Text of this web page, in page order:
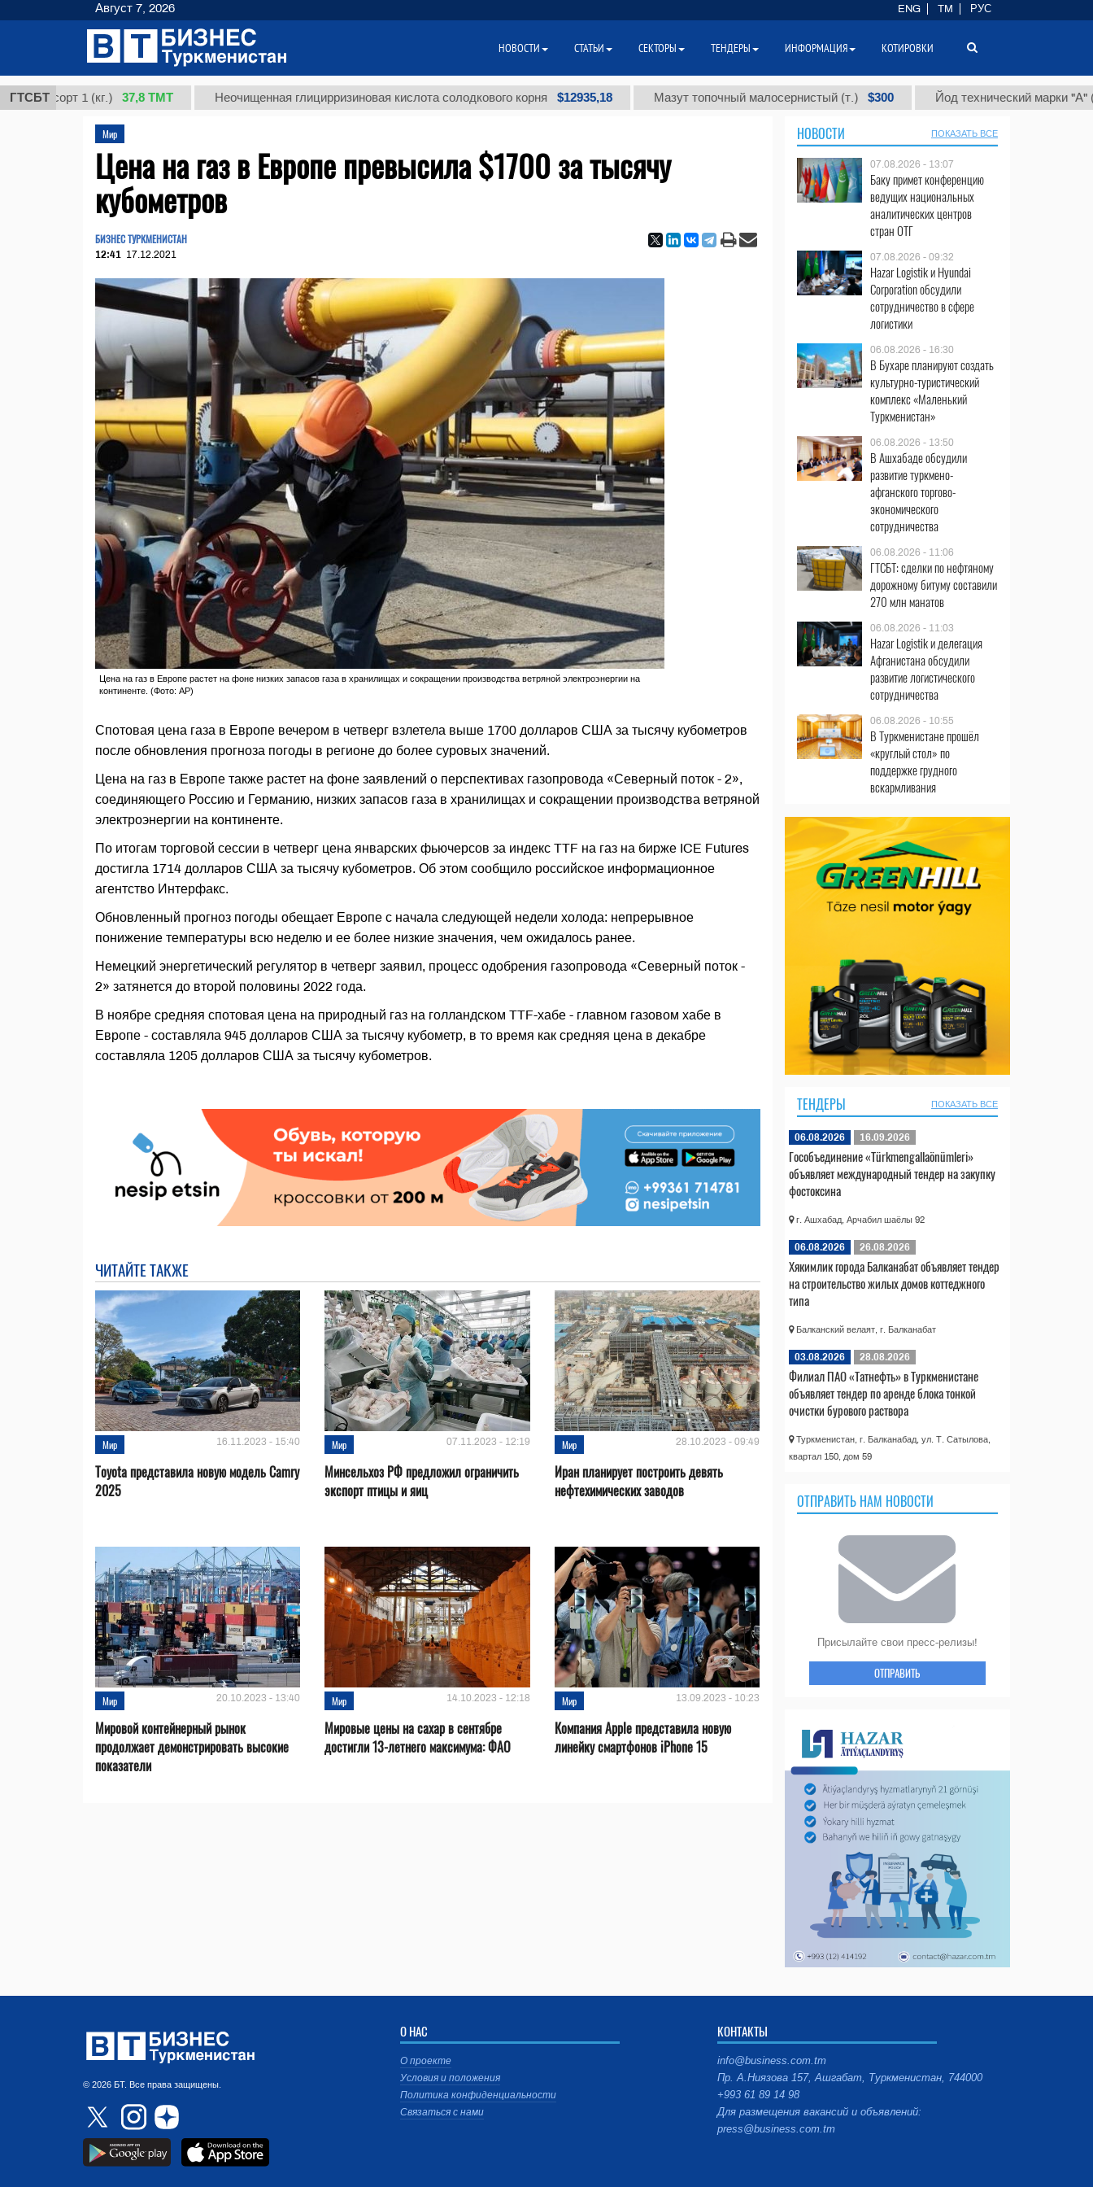
ГТСБТ
сорт 1 (кг.) 37,8 ТМТ Неочищенная глицирризиновая кислота солодкового корня $12935,18 Мазут топочный малосернистый (т.) $300 Йод технический марки "А" (т.)
Мир
Цена на газ в Европе превысила $1700 за тысячу
кубометров
БИЗНЕС ТУРКМЕНИСТАН
12:41 17.12.2021
Цена на газ в Европе растет на фоне низких запасов газа в хранилищах и сокращении производства ветряной электроэнергии на
континенте. (Фото: AP)
Спотовая цена газа в Европе вечером в четверг взлетела выше 1700 долларов США за тысячу кубометров
после обновления прогноза погоды в регионе до более суровых значений.
Цена на газ в Европе также растет на фоне заявлений о перспективах газопровода «Северный поток - 2»,
соединяющего Россию и Германию, низких запасов газа в хранилищах и сокращении производства ветряной
электроэнергии на континенте.
По итогам торговой сессии в четверг цена январских фьючерсов за индекс TTF на газ на бирже ICE Futures
достигла 1714 долларов США за тысячу кубометров. Об этом сообщило российское информационное
агентство Интерфакс.
Обновленный прогноз погоды обещает Европе с начала следующей недели холода: непрерывное
понижение температуры всю неделю и ее более низкие значения, чем ожидалось ранее.
Немецкий энергетический регулятор в четверг заявил, процесс одобрения газопровода «Северный поток -
2» затянется до второй половины 2022 года.
В ноябре средняя спотовая цена на природный газ на голландском TTF-хабе - главном газовом хабе в
Европе - составляла 945 долларов США за тысячу кубометр, в то время как средняя цена в декабре
составляла 1205 долларов США за тысячу кубометров.
ЧИТАЙТЕ ТАКЖЕ
Мир 16.11.2023 - 15:40
Toyota представила новую модель Camry
2025
Мир 07.11.2023 - 12:19
Минсельхоз РФ предложил ограничить
экспорт птицы и яиц
Мир 28.10.2023 - 09:49
Иран планирует построить девять
нефтехимических заводов
Мир 20.10.2023 - 13:40
Мировой контейнерный рынок
продолжает демонстрировать высокие
показатели
Мир 14.10.2023 - 12:18
Мировые цены на сахар в сентябре
достигли 13-летнего максимума: ФАО
Мир 13.09.2023 - 10:23
Компания Apple представила новую
линейку смартфонов iPhone 15
НОВОСТИ ПОКАЗАТЬ ВСЕ
07.08.2026 - 13:07
Баку примет конференцию
ведущих национальных
аналитических центров
стран ОТГ
07.08.2026 - 09:32
Hazar Logistik и Hyundai
Corporation обсудили
сотрудничество в сфере
логистики
06.08.2026 - 16:30
В Бухаре планируют создать
культурно-туристический
комплекс «Маленький
Туркменистан»
06.08.2026 - 13:50
В Ашхабаде обсудили
развитие туркмено-
афганского торгово-
экономического
сотрудничества
06.08.2026 - 11:06
ГТСБТ: сделки по нефтяному
дорожному битуму составили
270 млн манатов
06.08.2026 - 11:03
Hazar Logistik и делегация
Афганистана обсудили
развитие логистического
сотрудничества
06.08.2026 - 10:55
В Туркменистане прошёл
«круглый стол» по
поддержке грудного
вскармливания
ТЕНДЕРЫ ПОКАЗАТЬ ВСЕ
06.08.2026 16.09.2026
Гособъединение «Türkmengallaönümleri»
объявляет международный тендер на закупку
фостоксина
г. Ашхабад, Арчабил шаёлы 92
06.08.2026 26.08.2026
Хякимлик города Балканабат объявляет тендер
на строительство жилых домов коттеджного
типа
Балканский велаят, г. Балканабат
03.08.2026 28.08.2026
Филиал ПАО «Татнефть» в Туркменистане
объявляет тендер по аренде блока тонкой
очистки бурового раствора
Туркменистан, г. Балканабад, ул. Т. Сатылова,
квартал 150, дом 59
ОТПРАВИТЬ НАМ НОВОСТИ
Присылайте свои пресс-релизы!
ОТПРАВИТЬ
© 2026 БТ. Все права защищены.
О НАС
О проекте
Условия и положения
Политика конфиденциальности
Связаться с нами
КОНТАКТЫ
info@business.com.tm
Пр. А.Ниязова 157, Ашгабат, Туркменистан, 744000
+993 61 89 14 98
Для размещения вакансий и объявлений:
press@business.com.tm
Август 7, 2026 ENG TM РУС
НОВОСТИ СТАТЬИ СЕКТОРЫ ТЕНДЕРЫ ИНФОРМАЦИЯ КОТИРОВКИ